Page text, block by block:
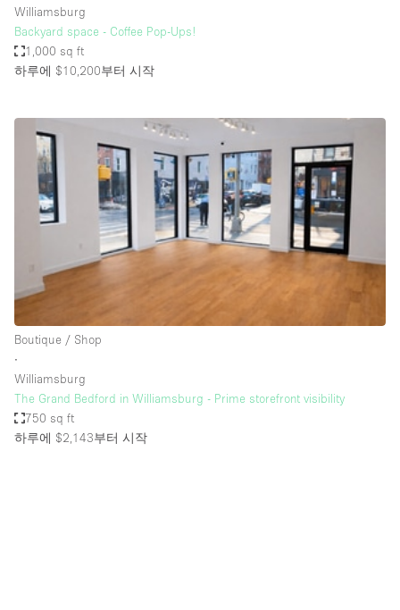
Warehouse
Air Conditioning
Animals Friendly
Bar
Bathroom
Car Display
Counters
Electricity
Elevator
Fitting Rooms
Williamsburg
Backyard space - Coffee Pop-Ups!
1,000 sq ft
하루에 $10,200부터 시작
Boutique / Shop
∙
Williamsburg
The Grand Bedford in Williamsburg - Prime storefront visibility
750 sq ft
하루에 $2,143부터 시작